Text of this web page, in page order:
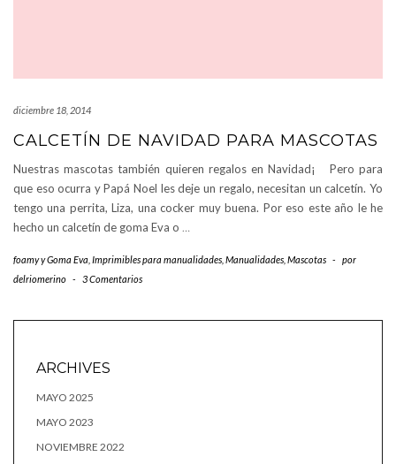
diciembre 18, 2014
CALCETÍN DE NAVIDAD PARA MASCOTAS
Nuestras mascotas también quieren regalos en Navidad¡ Pero para
que eso ocurra y Papá Noel les deje un regalo, necesitan un calcetín. Yo
tengo una perrita, Liza, una cocker muy buena. Por eso este año le he
hecho un calcetín de goma Eva o …
foamy y Goma Eva Imprimibles para manualidades Manualidades Mascotas -
por
delriomerino - 3 Comentarios
ARCHIVES
MAYO 2025
MAYO 2023
NOVIEMBRE 2022